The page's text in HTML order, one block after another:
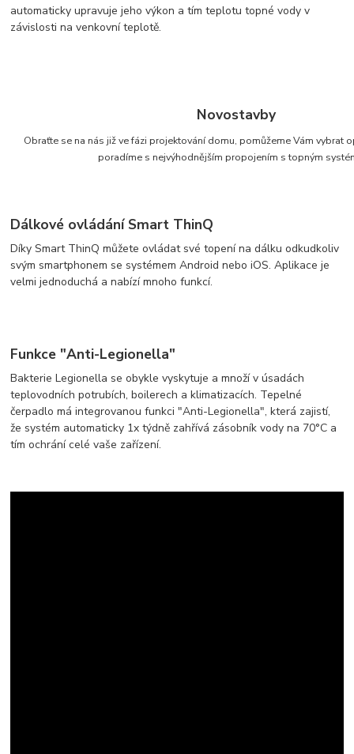
automaticky upravuje jeho výkon a tím teplotu topné vody v
závislosti na venkovní teplotě.
Novostavby
Obraťte se na nás již ve fázi projektování domu, pomůžeme Vám vybrat
poradíme s nejvýhodnějším propojením s topným
Dálkové ovládání Smart ThinQ
Díky Smart ThinQ můžete ovládat své topení na dálku odkudkoliv
svým smartphonem se systémem Android nebo iOS. Aplikace je
velmi jednoduchá a nabízí mnoho funkcí.
Funkce "Anti-Legionella"
Bakterie Legionella se obykle vyskytuje a množí v úsadách
teplovodních potrubích, boilerech a klimatizacích. Tepelné
čerpadlo má integrovanou funkci "Anti-Legionella", která zajistí,
že systém automaticky 1x týdně zahřívá zásobník vody na 70°C a
tím ochrání celé vaše zařízení.